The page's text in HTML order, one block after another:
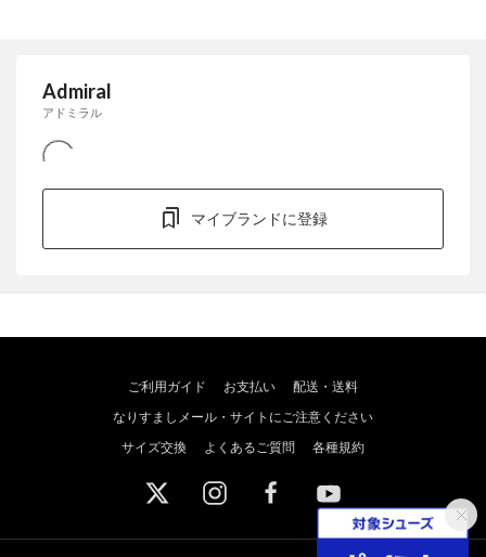
Admiral
アドミラル
マイブランドに登録
ご利用ガイド お支払い
配送・送料
なりすましメール・サイトにご注意ください
サイズ交換
よくあるご質問 各種規約